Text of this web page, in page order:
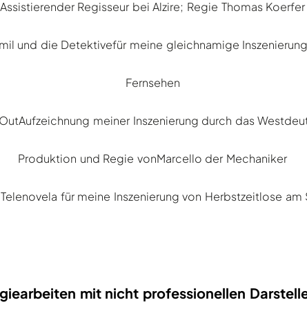
Assistierender Regisseur bei Alzire; Regie Thomas Koerfer
und die Detektivefür meine gleichnamige
Fernsehen
meiner Inszenierung durch das
Produktion und Regie vonMarcello der Mechaniker
für meine Inszenierung von Herbstzeitlose
mit nicht professionellen